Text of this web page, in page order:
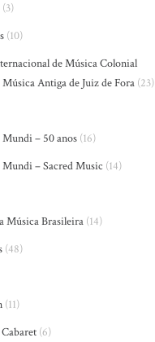
(3)
(10)
de Música Colonial
Antiga de Juiz de Fora (23)
– 50 anos (16)
– Sacred Music (14)
Música Brasileira (14)
(48)
(11)
(6)